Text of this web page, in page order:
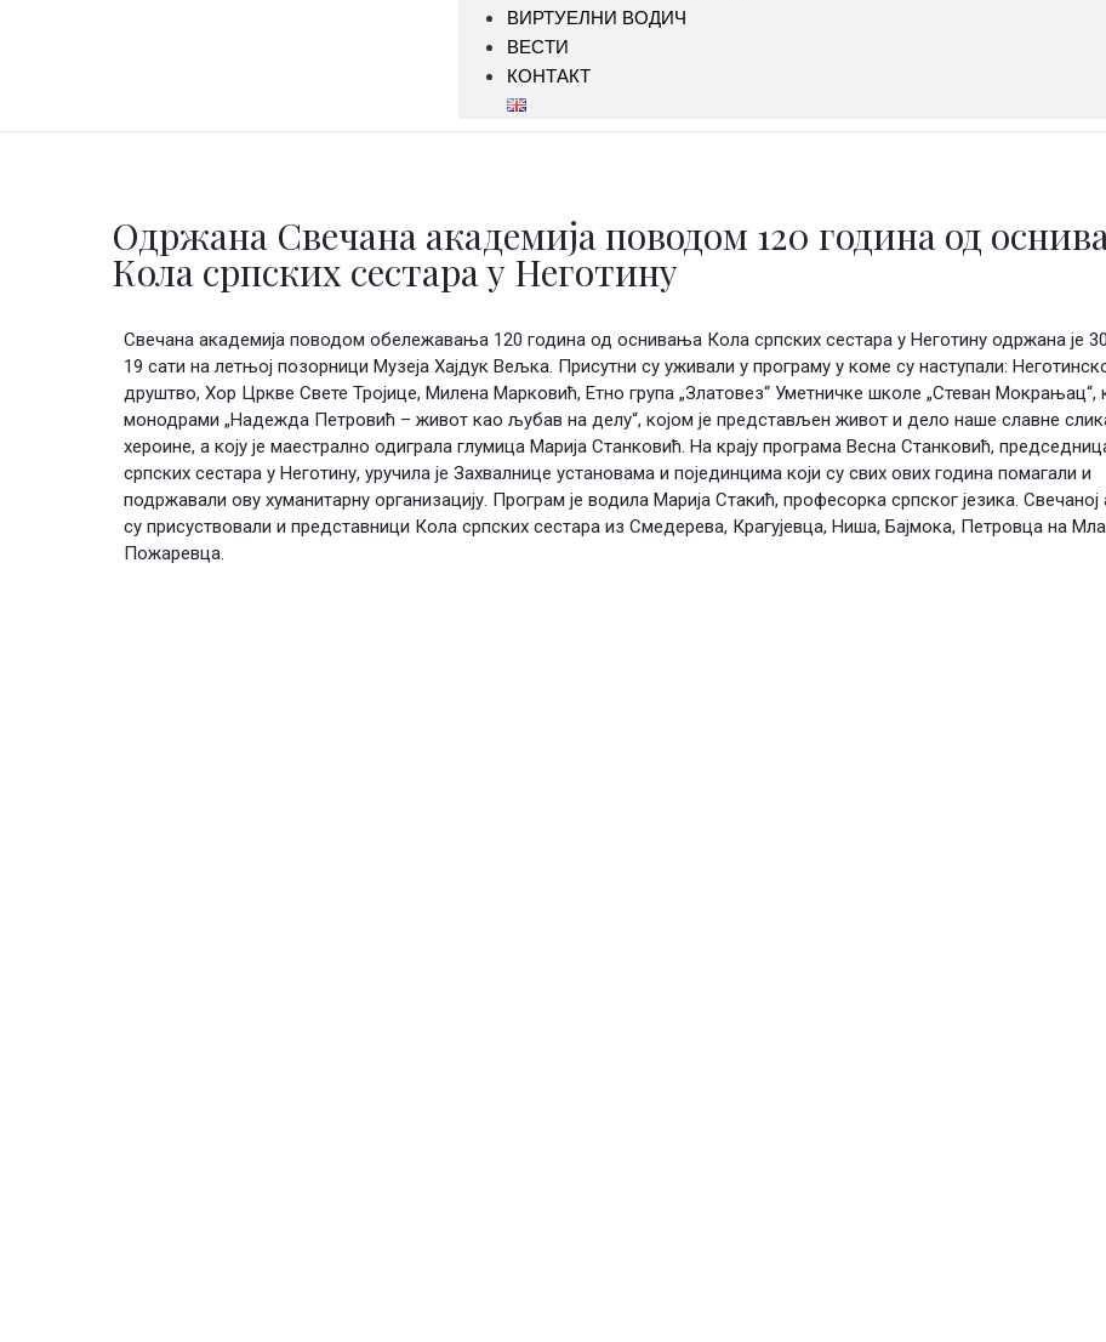
ВИРТУЕЛНИ ВОДИЧ
ВЕСТИ
КОНТАКТ
Одржана Свечана академија поводом 120 година од
Кола српских сестара у Неготину
Свечана академија поводом обележавања 120 година од оснивања Кола српских сестара у Неготину одржана је
19 сати на летњој позорници Музеја Хајдук Вељка. Присутни су уживали у програму у коме су наступали:
друштво, Хор Цркве Свете Тројице, Милена Марковић, Етно група „Златовез“ Уметничке школе „Стеван Мокрањац“,
монодрами „Надежда Петровић – живот као љубав на делу“, којом је представљен живот и дело наше славне
хероине, а коју је маестрално одиграла глумица Марија Станковић. На крају програма Весна Станковић,
српских сестара у Неготину, уручила је Захвалнице установама и појединцима који су свих ових година помагали и
подржавали ову хуманитарну организацију. Програм је водила Марија Стакић, професорка српског језика. Свечаној
су присуствовали и представници Кола српских сестара из Смедерева, Крагујевца, Ниша, Бајмока, Петровца на
Пожаревца.